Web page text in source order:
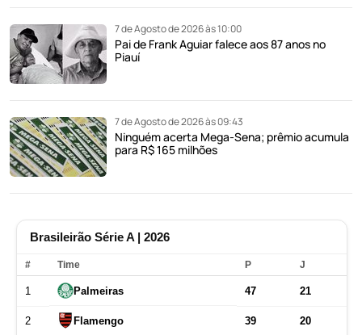
7 de Agosto de 2026 às 10:00
Pai de Frank Aguiar falece aos 87 anos no
Piauí
7 de Agosto de 2026 às 09:43
Ninguém acerta Mega-Sena; prêmio acumula
para R$ 165 milhões